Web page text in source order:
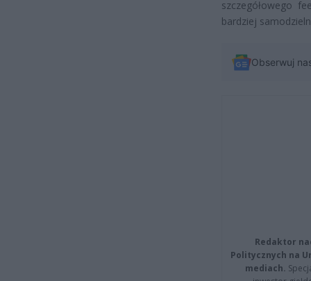
szczegółowego
bardziej
Obserwuj
Redaktor
Politycznych na
mediach.